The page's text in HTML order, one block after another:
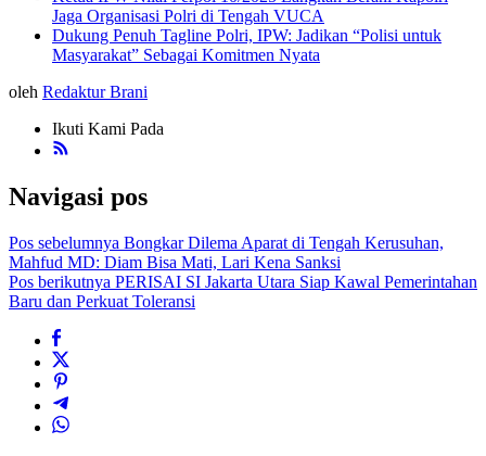
Jaga Organisasi Polri di Tengah VUCA
Dukung Penuh Tagline Polri, IPW: Jadikan “Polisi untuk
Masyarakat” Sebagai Komitmen Nyata
oleh Redaktur Brani
Ikuti Kami Pada
Navigasi pos
Pos sebelumnya Bongkar Dilema Aparat di Tengah Kerusuhan,
Mahfud MD: Diam Bisa Mati, Lari Kena Sanksi
Pos berikutnya PERISAI SI Jakarta Utara Siap Kawal Pemerintahan
Baru dan Perkuat Toleransi